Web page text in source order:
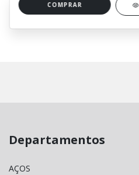
Departamentos
AÇOS